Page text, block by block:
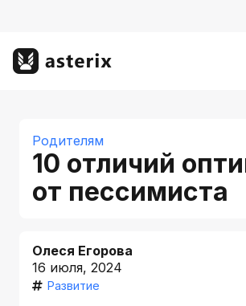
Родителям
10 отличий
от пессимиста
Олеся Егорова
16 июля, 2024
Развитие